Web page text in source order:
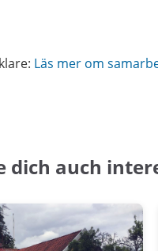
Läs mer om
dich auch